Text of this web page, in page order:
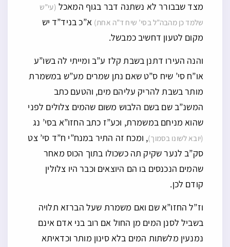
מצד שבבורר לא נשתנה דבר בגוף המאכל (עי”ש
שלמד כן מהבה”ל בסי’ שיח ד”ה אחת) א”כ בניד”ד יש
מקום לטעון דחשיב כמבשל.
והנה העירו דתנן בשבת קלז ע”ב ומייתי לה בשו”ע
או”ח סי’ שיח ס”ט שאם נתן שמרים מע”ש במשמרת
מותר בשבת להריק עליהם מים, והטעם כתב
המשנ”ב שם בשם הלבוש משום שהמים צלולים לפני
שהוא מניחם במשמרת, וכע”ז כתב החזו”א בסי’ נג
(יובא לשונו בסמוך), ומכח זה התיר במנח”י ח”ד סי’ צט
סק”ב לנער שקיק תה כשכולו בתוך הכוס מאחר
שהמים הנכנסים בו הם היוצאים וכבר היו צלולין
קודם לכן.
וז”ל החזו”א שם ואם משמרת שעל הברזא תלויה
בשביל לסנן המים מן החול אם רוב בני אדם אינם
נמנעין מלשתות המים בלא סינון מותר וכדאיתא